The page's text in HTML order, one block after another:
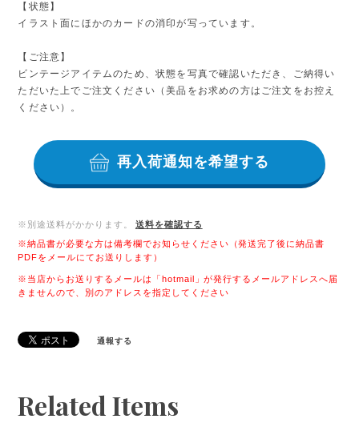
【状態】
イラスト面にほかのカードの消印が写っています。
【ご注意】
ビンテージアイテムのため、状態を写真で確認いただき、ご納得い
ただいた上でご注文ください（美品をお求めの方はご注文をお控え
ください）。
再入荷通知を希望する
※別途送料がかかります。
送料を確認する
※納品書が必要な方は備考欄でお知らせください（発送完了後に納品書
PDFをメールにてお送りします）
※当店からお送りするメールは「hotmail」が発行するメールアドレスへ届
きませんので、別のアドレスを指定してください
通報する
Related Items